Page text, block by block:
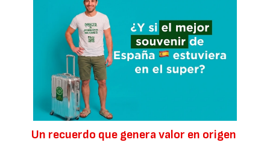
Un recuerdo que genera valor en origen